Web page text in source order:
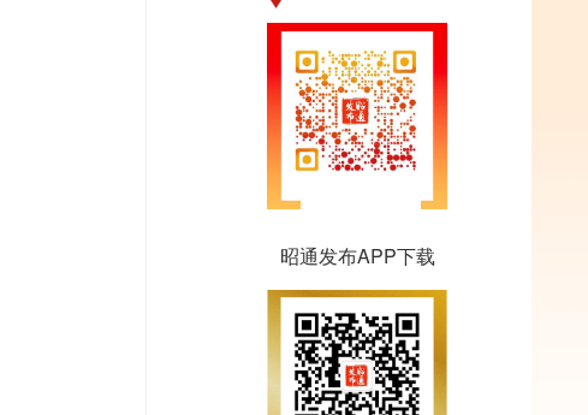
昭通发布APP下载